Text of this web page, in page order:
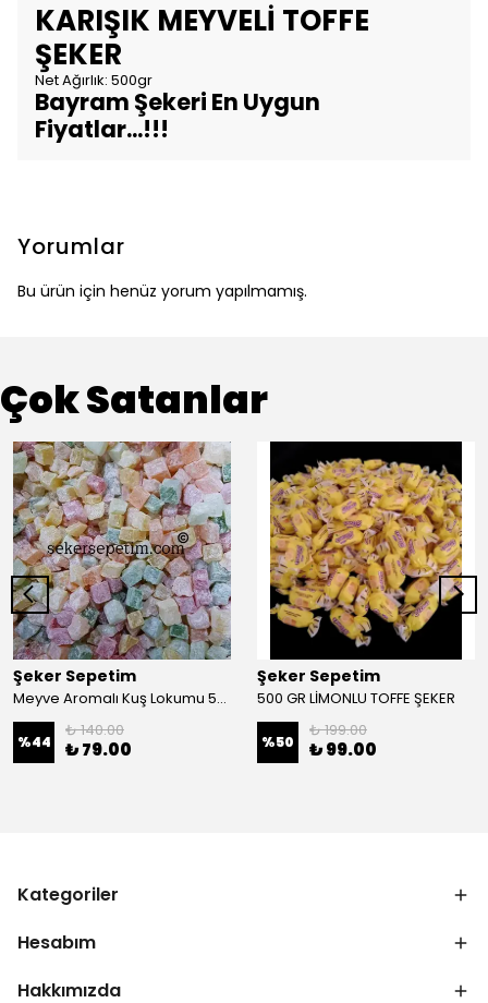
KARIŞIK MEYVELİ TOFFE
ŞEKER
Net Ağırlık: 500gr
Bayram Şekeri En Uygun
Fiyatlar...!!!
Yorumlar
Bu ürün için henüz yorum yapılmamış.
Çok Satanlar
Şeker Sepetim
Meyve Aromalı Kuş Lokumu 500 gr
%44
₺ 140.00
₺ 79.00
Şeker Sepetim
500 GR LİMONLU TOFFE ŞEKER
%50
₺ 199.00
₺ 99.00
Kategoriler
Hesabım
Hakkımızda